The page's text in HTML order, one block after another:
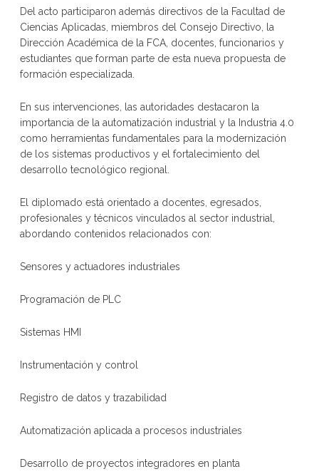
Del acto participaron además directivos de la Facultad de
Ciencias Aplicadas, miembros del Consejo Directivo, la
Dirección Académica de la FCA, docentes, funcionarios y
estudiantes que forman parte de esta nueva propuesta de
formación especializada.
En sus intervenciones, las autoridades destacaron la
importancia de la automatización industrial y la Industria 4.0
como herramientas fundamentales para la modernización
de los sistemas productivos y el fortalecimiento del
desarrollo tecnológico regional.
El diplomado está orientado a docentes, egresados,
profesionales y técnicos vinculados al sector industrial,
abordando contenidos relacionados con:
Sensores y actuadores industriales
Programación de PLC
Sistemas HMI
Instrumentación y control
Registro de datos y trazabilidad
Automatización aplicada a procesos industriales
Desarrollo de proyectos integradores en planta